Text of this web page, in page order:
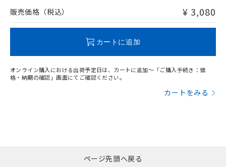
問い合わせください。
販売価格（税込） ¥ 3,080
カートに追加
オンライン購入における出荷予定日は、カートに追加～「ご購入手続き：価
格・納期の確認」画面にてご確認ください。
カートをみる
ページ先頭へ戻る